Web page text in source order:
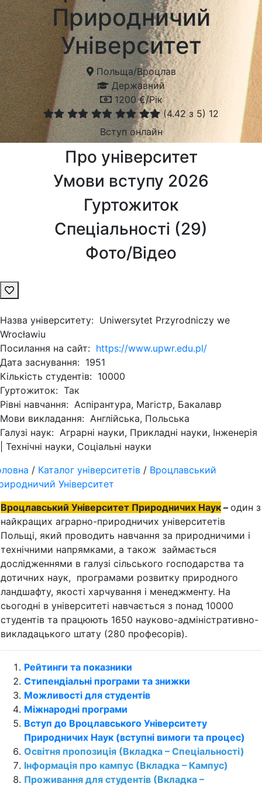
Природничий
Університет
Польща/Вроцлав
Державний
1200 €/Рік
(4.42з 5) 12
Вступ онлайн
Про університет
Умови вступу 2026
Гуртожиток
Спеціальності (29)
Фото/Відео
Назва університету: Uniwersytet Przyrodniczy we
Wrocławiu
Посилання на сайт: https://www.upwr.edu.pl/
Дата заснування: 1951
Кількість студентів: 10000
Гуртожиток: Так
Рівні навчання: Аспірантура, Магістр, Бакалавр
Мови викладання: Англійська, Польська
Галузі наук: Аграрні науки, Прикладні науки, Інженерія
| Технічні науки, Соціальні науки
/ Каталог університетів / Вроцлавський
Університет
Вроцлавський Університет Природничих Наук – один з
найкращих аграрно-природничих університетів
Польщі, який проводить навчання за природничими і
технічними напрямками, а також займається
дослідженнями в галузі сільського господарства та
дотичних наук, програмами розвитку природного
ландшафту, якості харчування і менеджменту. На
сьогодні в університеті навчається з понад 10000
студентів та працюють 1650 науково-адміністративно-
викладацького штату (280 професорів).
Рейтинги та показники
Стипендіальні програми та знижки
Можливості для студентів
Міжнародні програми
Вступ до Вроцлавського Університету
Природничих Наук (вступні вимоги та процес)
Освітня пропозиція (Вкладка – Спеціальності)
Інформація про кампус (Вкладка – Кампус)
Проживання для студентів (Вкладка –